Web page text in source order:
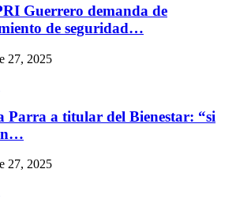
Guerrero demanda de
de seguridad…
27, 2025
Parra a titular del Bienestar: “si
27, 2025